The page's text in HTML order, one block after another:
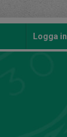
Logga in